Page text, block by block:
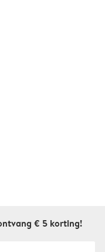
€ 5 korting!